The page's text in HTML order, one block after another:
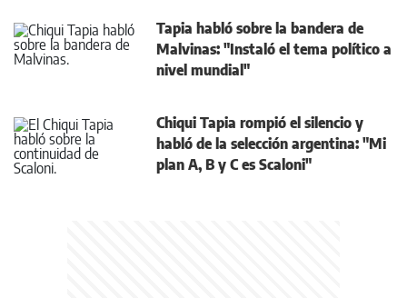
Tapia habló sobre la bandera de
Malvinas: "Instaló el tema político a
nivel mundial"
Chiqui Tapia rompió el silencio y
habló de la selección argentina: "Mi
plan A, B y C es Scaloni"